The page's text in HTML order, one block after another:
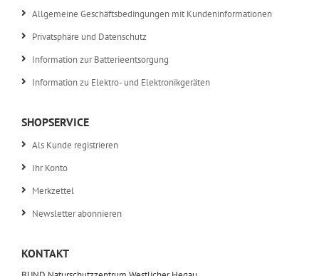
Allgemeine Geschäftsbedingungen mit Kundeninformationen
Privatsphäre und Datenschutz
Information zur Batterieentsorgung
Information zu Elektro- und Elektronikgeräten
SHOPSERVICE
Als Kunde registrieren
Ihr Konto
Merkzettel
Newsletter abonnieren
KONTAKT